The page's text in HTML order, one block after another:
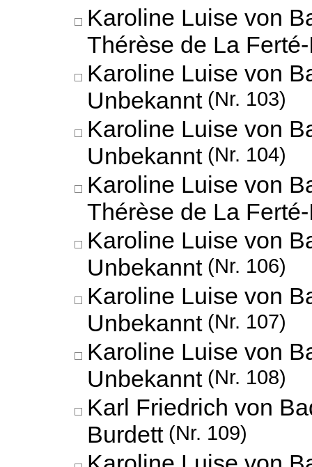
Karoline Luise von
Thérèse de La
Karoline Luise von
Unbekannt (Nr. 103)
Karoline Luise von
Unbekannt (Nr. 104)
Karoline Luise von
Thérèse de La
Karoline Luise von
Unbekannt (Nr. 106)
Karoline Luise von
Unbekannt (Nr. 107)
Karoline Luise von
Unbekannt (Nr. 108)
Karl Friedrich von
Burdett (Nr. 109)